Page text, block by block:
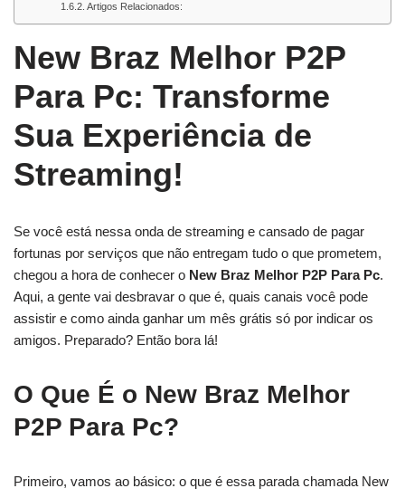
Artigos Relacionados:
New Braz Melhor P2P
Para Pc: Transforme
Sua Experiência de
Streaming!
Se você está nessa onda de streaming e cansado de pagar
fortunas por serviços que não entregam tudo o que prometem,
chegou a hora de conhecer o New Braz Melhor P2P Para Pc.
Aqui, a gente vai desbravar o que é, quais canais você pode
assistir e como ainda ganhar um mês grátis só por indicar os
amigos. Preparado? Então bora lá!
O Que É o New Braz Melhor
P2P Para Pc?
Primeiro, vamos ao básico: o que é essa parada chamada New